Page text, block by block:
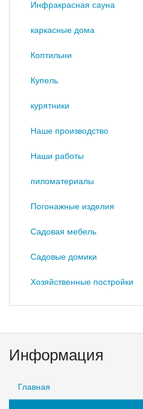
Инфракрасная сауна
каркасные дома
Коптильни
Купель
курятники
Наше производство
Наши работы
пиломатериалы
Погонажные изделия
Садовая мебель
Садовые домики
Хозяйственные постройки
Информация
Главная